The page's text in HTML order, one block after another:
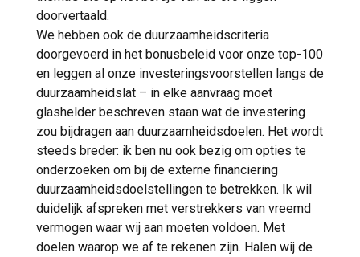
doorvertaald.
We hebben ook de duurzaamheidscriteria
doorgevoerd in het bonusbeleid voor onze top-100
en leggen al onze investeringsvoorstellen langs de
duurzaamheidslat – in elke aanvraag moet
glashelder beschreven staan wat de investering
zou bijdragen aan duurzaamheidsdoelen. Het wordt
steeds breder: ik ben nu ook bezig om opties te
onderzoeken om bij de externe financiering
duurzaamheidsdoelstellingen te betrekken. Ik wil
duidelijk afspreken met verstrekkers van vreemd
vermogen waar wij aan moeten voldoen. Met
doelen waarop we af te rekenen zijn. Halen wij de